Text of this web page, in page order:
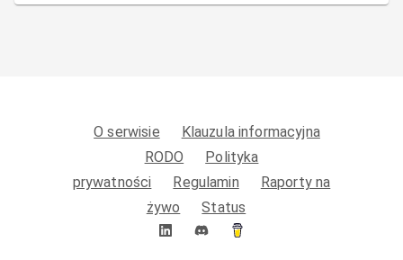
O serwisie
Klauzula informacyjna
RODO
Polityka
prywatności
Regulamin
Raporty na
żywo
Status